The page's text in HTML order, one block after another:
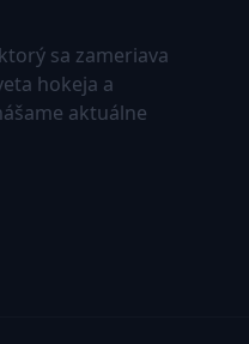
sa zameriava
hokeja a
aktuálne